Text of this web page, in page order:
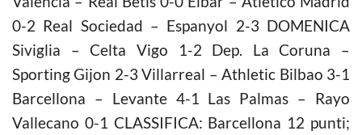
0-2 Real Sociedad – Espanyol 2-3 DOMENICA
Siviglia – Celta Vigo 1-2 Dep. La Coruna –
Sporting Gijon 2-3 Villarreal – Athletic Bilbao 3-1
Barcellona – Levante 4-1 Las Palmas – Rayo
Vallecano 0-1 CLASSIFICA: Barcellona 12 punti;